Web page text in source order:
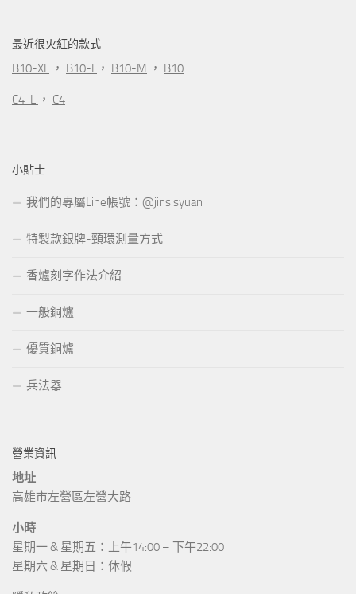
最近很火紅的款式
B10-XL ， B10-L ， B10-M ， B10
C4-L ， C4
小貼士
我們的專屬Line帳號：@jinsisyuan
特製款銀牌-頸環測量方式
香爐刻字作法介紹
一般銅爐
優質銅爐
兵法器
營業資訊
地址
高雄市左營區左營大路
小時
星期一 & 星期五：上午14:00 – 下午22:00
星期六 & 星期日：休假